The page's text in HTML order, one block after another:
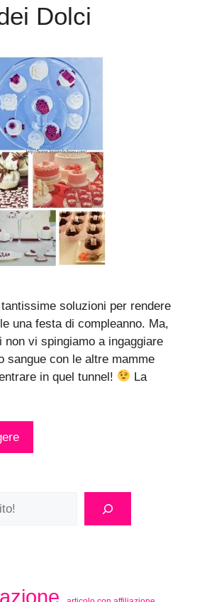
Dolci
soluzioni per rendere
una festa di compleanno. Ma,
non vi spingiamo a ingaggiare
sangue con le altre mamme
in quel tunnel!
La